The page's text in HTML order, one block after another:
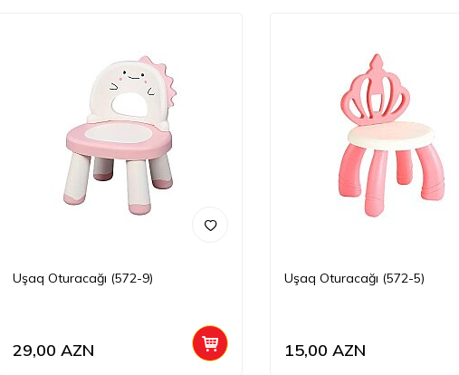
Uşaq Oturacağı (572-9)
29,00 AZN
Uşaq Oturacağı (572-5)
15,00 AZN